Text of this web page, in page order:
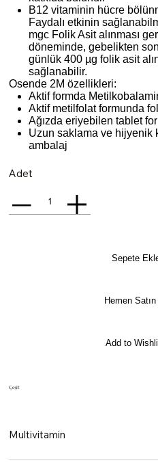
B12 vitaminin hücre
Faydalı etkinin
mgc Folik Asit alınması
döneminde, gebelikten
günlük 400 µg folik asit
sağlanabilir.
Osende 2M özellikleri:
Aktif formda
Aktif metilfolat formunda
Ağızda eriyebilen tablet
Uzun saklama ve hijyenik
ambalaj
Adet
Sepete
Hemen Satın
Add to
Çeşit
Multivitamin